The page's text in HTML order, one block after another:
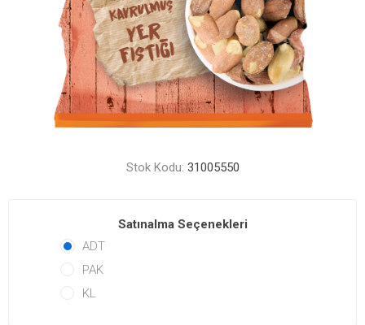
Stok Kodu: 31005550
Satınalma Seçenekleri
ADT
PAK
KL